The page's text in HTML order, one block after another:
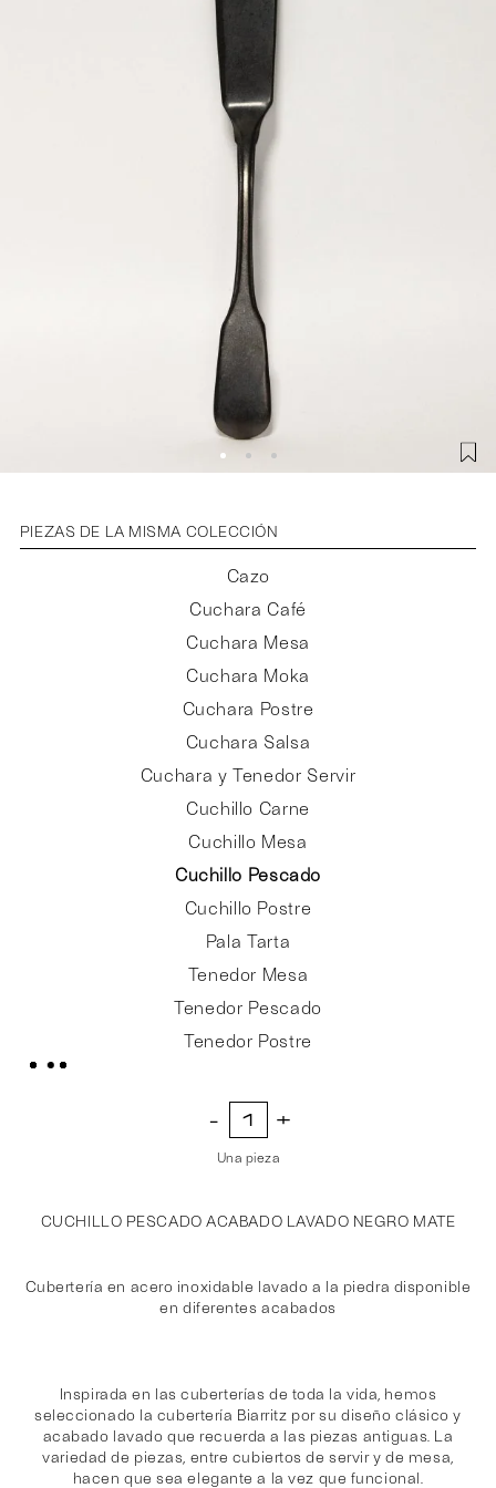
CUCHILLO PESCADO ACABADO LAVADO NEGRO MATE
Cubertería en acero inoxidable lavado a la piedra disponible
en diferentes acabados
Inspirada en las cuberterías de toda la vida, hemos
seleccionado la cubertería Biarritz por su diseño clásico y
acabado lavado que recuerda a las piezas antiguas. La
variedad de piezas, entre cubiertos de servir y de mesa,
hacen que sea elegante a la vez que funcional.
PIEZAS DE LA MISMA COLECCIÓN
Cazo
Cuchara Café
Cuchara Mesa
Cuchara Moka
Cuchara Postre
Cuchara Salsa
Cuchara y Tenedor Servir
Cuchillo Carne
Cuchillo Mesa
Cuchillo Pescado
Cuchillo Postre
Pala Tarta
Tenedor Mesa
Tenedor Pescado
Tenedor Postre
Una pieza